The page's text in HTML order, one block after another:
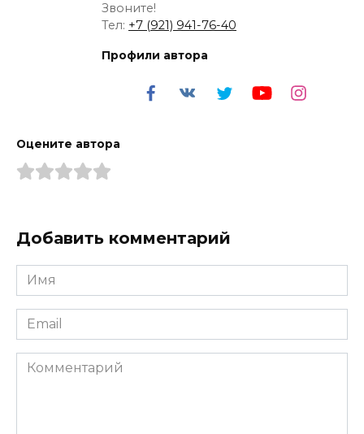
Звоните!
Тел: +7 (921) 941-76-40
Профили автора
Оцените автора
Добавить комментарий
Имя
*
Email
*
Комментарий